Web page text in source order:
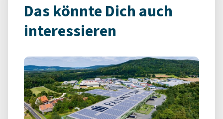
Das könnte Dich auch
interessieren